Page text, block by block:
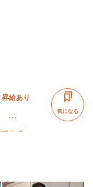
昇給あり
気になる